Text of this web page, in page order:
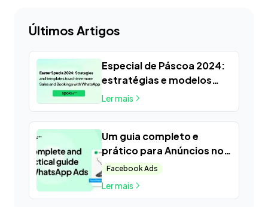
Últimos Artigos
Especial de Páscoa 2024:
estratégias e modelos
para aumentar Vendas e
Reservas com WhatsApp e
Spoki
Ler mais
Um guia completo e
prático para Anúncios no
WhatsApp
Facebook Ads
Ler mais